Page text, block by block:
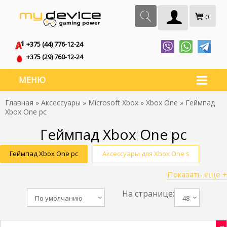
0
+375 (44) 776-12-24
+375 (29) 760-12-24
МЕНЮ
Главная » Аксессуары » Microsoft Xbox » Xbox One » Геймпад
Xbox One pc
Геймпад Xbox One pc
Геймпад Xbox One pc Аксессуары для Xbox One s
Xbox One контроллеры
Джойстики для пк Xbox One Джойстик Xbox One для pc
Показать еще +
На странице: 48
По умолчанию